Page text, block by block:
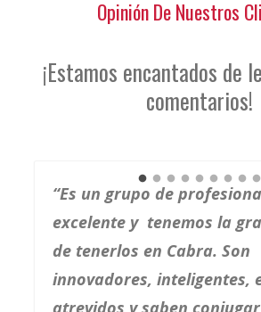
Opinión De Nuestros
¡Estamos encantados de
comentarios!
“Es un grupo de
excelente y tenemos la
de tenerlos en Cabra. Son
innovadores, inteligentes,
atrevidos y saben conjugar